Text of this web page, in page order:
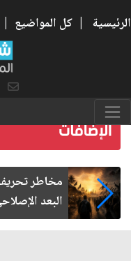
الرئيسية | كل المواضيع |
زيارة
الفاعلة